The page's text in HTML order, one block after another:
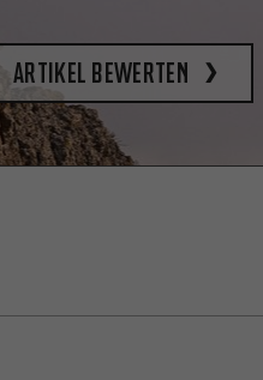
Artikel bewerten